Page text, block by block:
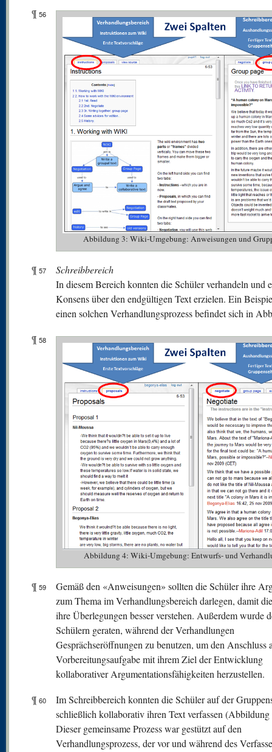
¶ 56
Abbildung 3: Wiki-Umgebung: Anweisungen und
¶ 57
Schreibbereich
In diesem Bereich konnten die Schüler verhandeln und
Konsens über den endgültigen Text erzielen. Ein
einen solchen Verhandlungsprozess befindet sich in
¶ 58
Abbildung 4: Wiki-Umgebung: Entwurfs- und
¶ 59
Gemäß den «Anweisungen» sollten die Schüler ihre
zum Thema im Verhandlungsbereich darlegen, damit
ihre Überlegungen besser verstehen. Außerdem wurde
Schülern geraten, während der Verhandlungen
Gesprächseröffnungen zu benutzen, um den Anschluss
Vorbereitungsaufgabe mit ihrem Ziel der Entwicklung
kollaborativer Argumentationsfähigkeiten herzustellen.
¶ 60
Im Schreibbereich konnten die Schüler auf der
schließlich kollaborativ ihren Text verfassen (Abbildung
Dieser gemeinsame Prozess war gestützt auf den
Verhandlungsprozess, der vor und während des